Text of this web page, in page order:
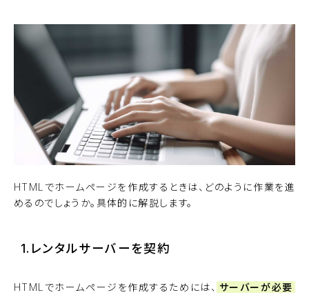
HTMLでホームページを作成するときは、どのように作業を進
めるのでしょうか。具体的に解説します。
1.レンタルサーバーを契約
HTMLでホームページを作成するためには、 サーバーが必要